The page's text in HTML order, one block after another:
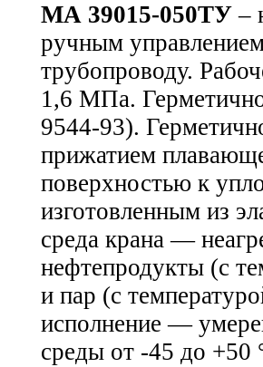
МА 39015-050ТУ –
ручным
трубопроводу.
1,6 МПа.
9544-93).
прижатием
поверхностью к
изготовленным из
среда крана —
нефтепродукты (с
и пар (с
исполнение —
среды от -45 до +50